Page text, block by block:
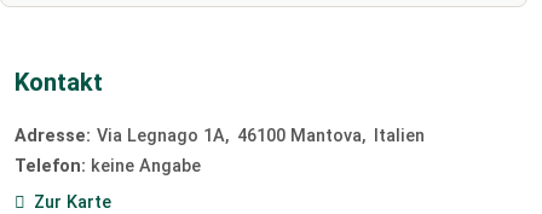
Kontakt
Adresse: Via Legnago 1A 46100 Mantova
Italien
Telefon: keine Angabe
Zur Karte